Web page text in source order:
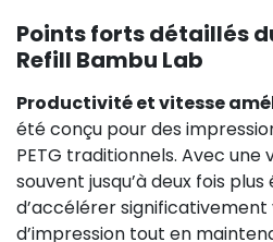
Points forts détaillés du
Refill Bambu Lab
Productivité et vitesse
été conçu pour des
PETG traditionnels. Avec une
souvent jusqu’à deux fois
d’accélérer significativement
d’impression tout en